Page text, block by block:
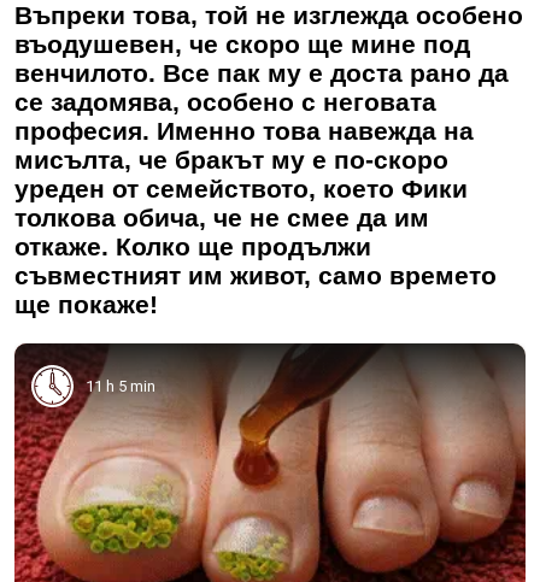
Въпреки това, той не изглежда особено
въодушевен, че скоро ще мине под
венчилото. Все пак му е доста рано да
се задомява, особено с неговата
професия. Именно това навежда на
мисълта, че бракът му е по-скоро
уреден от семейството, което Фики
толкова обича, че не смее да им
откаже. Колко ще продължи
съвместният им живот, само времето
ще покаже!
11 h 5 min